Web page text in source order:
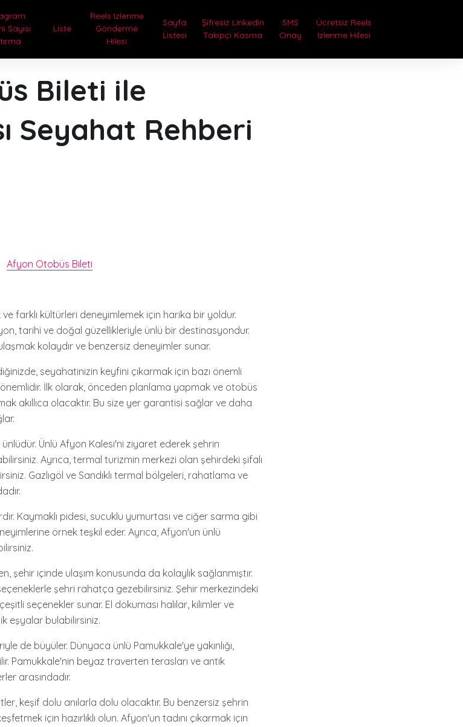
Sayısı
Liste
Reels Izlenme
Gönderme
Hilesi
Sayfa
Listesi
Şifresiz Linkedin
Takipçi Kasma
SMS
Onay
Ücretsiz Reels
Izlenme Hilesi
Bileti ile
Seyahat Rehberi
Afyon Otobüs Bileti
farklı kültürleri deneyimlemek için harika bir yoldur.
tarihi ve doğal güzellikleriyle ünlü bir destinasyondur.
kolaydır ve benzersiz deneyimler sunar.
seyahatinizin keyfini çıkarmak için bazı önemli
önemlidir. İlk olarak, önceden planlama yapmak ve otobüs
akıllıca olacaktır. Bu size yer garantisi sağlar ve daha
Ünlü Afyon Kalesi'ni ziyaret ederek şehrin
Ayrıca, termal turizmin merkezi olan şehirdeki şifalı
Gazlıgöl ve Sandıklı termal bölgeleri, rahatlama ve
Kaymaklı pidesi, sucuklu yumurtası ve ciğer sarma gibi
örnek teşkil eder. Ayrıca, Afyon'un ünlü
içinde ulaşım konusunda da kolaylık sağlanmıştır.
şehri rahatça gezebilirsiniz. Şehir merkezindeki
seçenekler sunar. El dokuması halılar, kilimler ve
eşyalar bulabilirsiniz.
de büyüler. Dünyaca ünlü Pamukkale'ye yakınlığı,
Pamukkale'nin beyaz traverten terasları ve antik
arasındadır.
keşif dolu anılarla dolu olacaktır. Bu benzersiz şehrin
için hazırlıklı olun. Afyon'un tadını çıkarmak için